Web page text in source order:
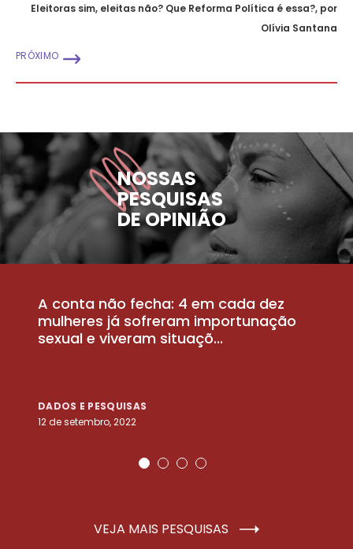
Eleitoras sim, eleitas não? Que Reforma Política é essa?, por
Olívia Santana
PRÓXIMO
NOSSAS
PESQUISAS
DE OPINIÃO
A conta não fecha: 4 em cada dez
mulheres já sofreram importunação
sexual e viveram situaçõ...
DADOS E PESQUISAS
12 de setembro, 2022
VEJA MAIS PESQUISAS